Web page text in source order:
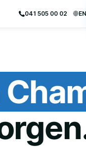
041 505 00 02 EN